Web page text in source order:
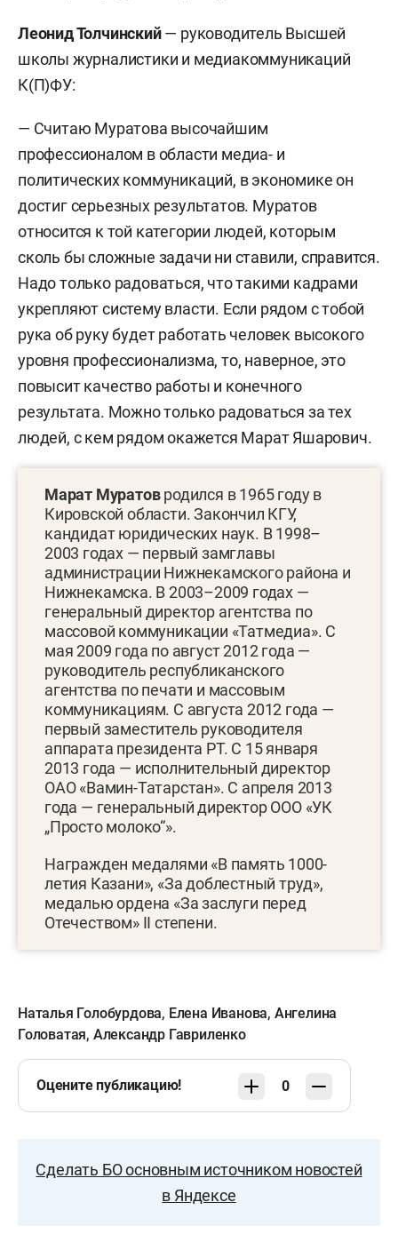
Леонид Толчинский— руководитель Высшей
школы журналистики и медиакоммуникаций
К(П)ФУ:
— Считаю Муратова высочайшим
профессионалом в области медиа- и
политических коммуникаций, в экономике он
достиг серьезных результатов. Муратов
относится к той категории людей, которым
сколь бы сложные задачи ни ставили, справится.
Надо только радоваться, что такими кадрами
укрепляют систему власти. Если рядом с тобой
рука об руку будет работать человек высокого
уровня профессионализма, то, наверное, это
повысит качество работы и конечного
результата. Можно только радоваться за тех
людей, с кем рядом окажется Марат Яшарович.
Марат Муратовродился в 1965 году в
Кировской области. Закончил КГУ,
кандидат юридических наук. В 1998–
2003 годах — первый замглавы
администрации Нижнекамского района и
Нижнекамска. В 2003–2009 годах —
генеральный директор агентства по
массовой коммуникации «Татмедиа». С
мая 2009 года по август 2012 года —
руководитель республиканского
агентства по печати и массовым
коммуникациям. С августа 2012 года —
первый заместитель руководителя
аппарата президента РТ. С 15 января
2013 года — исполнительный директор
ОАО «Вамин-Татарстан». С апреля 2013
года — генеральный директор ООО «УК
„Просто молоко“».
Награжден медалями «В память 1000-
летия Казани», «За доблестный труд»,
медалью ордена «За заслуги перед
Отечеством» II степени.
Наталья Голобурдова, Елена Иванова, Ангелина
Головатая, Александр Гавриленко
Оцените публикацию! 0
Сделать БО основным источником новостей
в Яндексе